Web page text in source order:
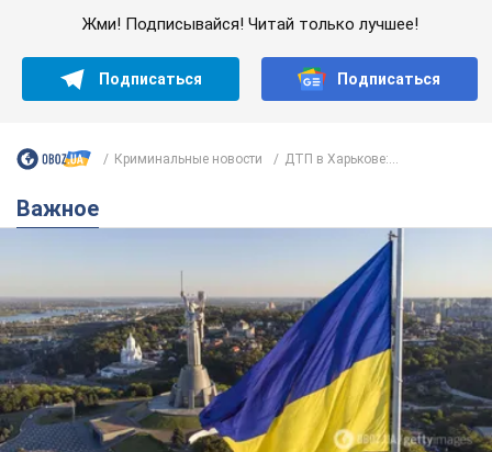
Жми! Подписывайся! Читай только лучшее!
Подписаться Подписаться
Криминальные новости ДТП в Харькове:...
Важное